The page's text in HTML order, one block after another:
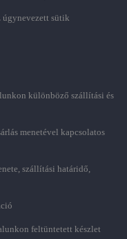
sütik
különböző szállítási és
menetével kapcsolatos
szállítási határidő,
feltüntetett készlet